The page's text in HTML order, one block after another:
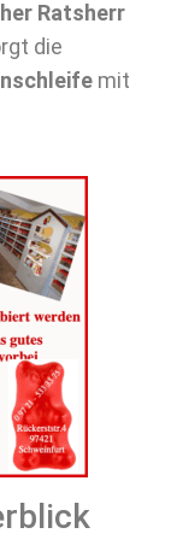
Ratsherr
die
mit